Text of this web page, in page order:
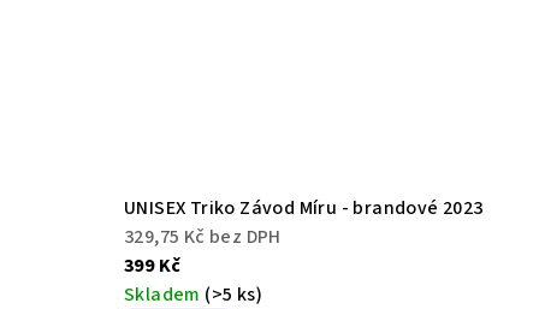
UNISEX Triko Závod Míru - brandové 2023
329,75 Kč bez DPH
399 Kč
Skladem (>5 ks)